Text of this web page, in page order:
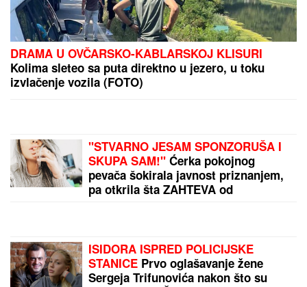
Ovaj serum je kao čaša sveže, hladne vode za moju
kožu, a njegov ključni sastojak inspirisan je
korejskim beauty trendovima!